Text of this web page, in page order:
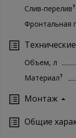
Слив-перелив?
Фронтальная
Объем, л
Материал?
Монтаж
Oбщие